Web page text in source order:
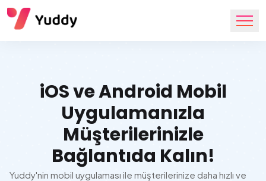
iOS ve Android Mobil
Uygulamanızla
Müşterilerinizle
Bağlantıda Kalın!
Yuddy'nin mobil uygulaması ile müşterilerinize daha hızlı ve